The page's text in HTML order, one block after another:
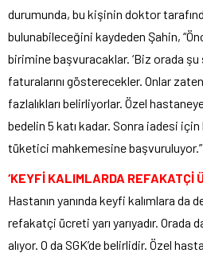
durumunda, bu kişinin doktor
bulunabileceğini kaydeden Şahin,
birimine başvuracaklar. ‘Biz orada şu
faturalarını gösterecekler. Onlar
fazlalıkları belirliyorlar. Özel
bedelin 5 katı kadar. Sonra iadesi
tüketici mahkemesine
‘KEYFİ KALIMLARDA REFAKATÇİ
Hastanın yanında keyfi kalımlara da
refakatçi ücreti yarı yarıyadır.
alıyor. O da SGK’de belirlidir. Özel